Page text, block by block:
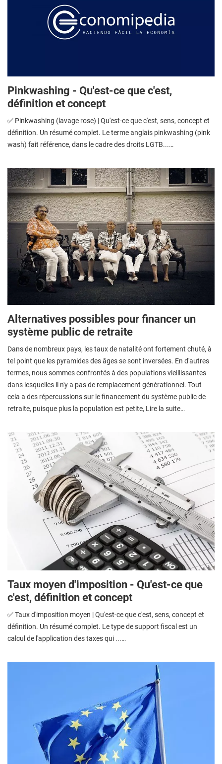
Pinkwashing - Qu'est-ce que c'est,
définition et concept
✅ Pinkwashing (lavage rose) | Qu'est-ce que c'est, sens, concept et
définition. Un résumé complet. Le terme anglais pinkwashing (pink
wash) fait référence, dans le cadre des droits LGTB...…
Alternatives possibles pour financer un
système public de retraite
Dans de nombreux pays, les taux de natalité ont fortement chuté, à
tel point que les pyramides des âges se sont inversées. En d'autres
termes, nous sommes confrontés à des populations vieillissantes
dans lesquelles il n'y a pas de remplacement générationnel. Tout
cela a des répercussions sur le financement du système public de
retraite, puisque plus la population est petite, Lire la suite…
Taux moyen d'imposition - Qu'est-ce que
c'est, définition et concept
✅ Taux d'imposition moyen | Qu'est-ce que c'est, sens, concept et
définition. Un résumé complet. Le type de support fiscal est un
calcul de l'application des taxes qui ...…